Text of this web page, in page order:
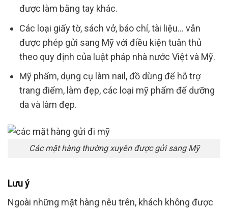
được làm bằng tay khác.
Các loại giấy tờ, sách vở, báo chí, tài liệu… vẫn
được phép gửi sang Mỹ với điều kiện tuân thủ
theo quy định của luật pháp nhà nước Việt và Mỹ.
Mỹ phẩm, dụng cụ làm nail, đồ dùng để hỗ trợ
trang điểm, làm đẹp, các loại mỹ phẩm để dưỡng
da và làm đẹp.
Các mặt hàng thường xuyên được gửi sang Mỹ
Lưu ý
Ngoài những mặt hàng nêu trên, khách không được